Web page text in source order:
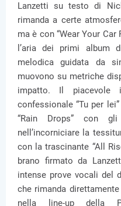
Lanzetti su testo di
rimanda a certe
ma è con “Wear Your
l’aria dei primi album
melodica guidata da
muovono su metriche
impatto. Il piacevole
confessionale “Tu per
“Rain Drops” con
nell’incorniciare la
con la trascinante “All
brano firmato da
intense prove vocali del
che rimanda
nella line-up della